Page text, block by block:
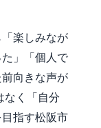
楽しみなが
」「個人で
向きな声が
なく「自分
指す松阪市